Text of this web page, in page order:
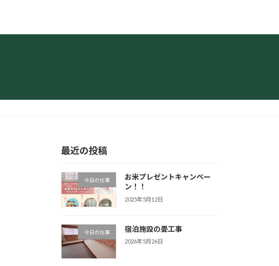
最近の投稿
今日の仕事
お米プレゼントキャンペー
ン！！
2025年5月12日
今日の仕事 宿泊施設の畳工事
2026年5月26日